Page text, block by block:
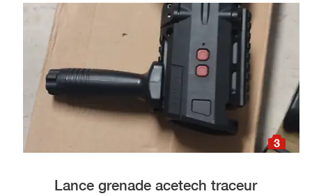
3
Lance grenade acetech traceur